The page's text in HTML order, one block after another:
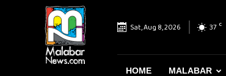
Malabar
News
–
Most
Reliable
Sat, Aug 8, 2026 37 C
HOME MALABAR